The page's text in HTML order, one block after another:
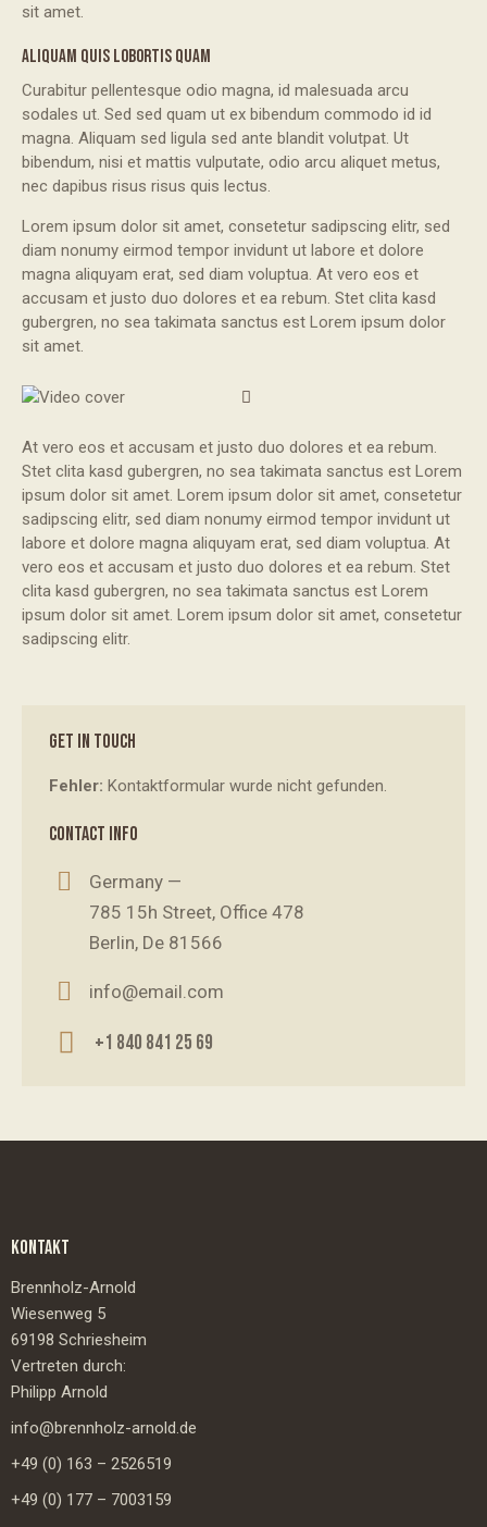
sit amet.
ALIQUAM QUIS LOBORTIS QUAM
Curabitur pellentesque odio magna, id malesuada arcu
sodales ut. Sed sed quam ut ex bibendum commodo id id
magna. Aliquam sed ligula sed ante blandit volutpat. Ut
bibendum, nisi et mattis vulputate, odio arcu aliquet metus,
nec dapibus risus risus quis lectus.
Lorem ipsum dolor sit amet, consetetur sadipscing elitr, sed
diam nonumy eirmod tempor invidunt ut labore et dolore
magna aliquyam erat, sed diam voluptua. At vero eos et
accusam et justo duo dolores et ea rebum. Stet clita kasd
gubergren, no sea takimata sanctus est Lorem ipsum dolor
sit amet.
At vero eos et accusam et justo duo dolores et ea rebum.
Stet clita kasd gubergren, no sea takimata sanctus est Lorem
ipsum dolor sit amet. Lorem ipsum dolor sit amet, consetetur
sadipscing elitr, sed diam nonumy eirmod tempor invidunt ut
labore et dolore magna aliquyam erat, sed diam voluptua. At
vero eos et accusam et justo duo dolores et ea rebum. Stet
clita kasd gubergren, no sea takimata sanctus est Lorem
ipsum dolor sit amet. Lorem ipsum dolor sit amet, consetetur
sadipscing elitr.
GET IN TOUCH
Fehler: Kontaktformular wurde nicht gefunden.
CONTACT INFO
Germany —
785 15h Street, Office 478
Berlin, De 81566
info@email.com
+1 840 841 25 69
KONTAKT
Brennholz-Arnold
Wiesenweg 5
69198 Schriesheim
Vertreten durch:
Philipp Arnold
info@brennholz-arnold.de
+49 (0) 163 – 2526519
+49 (0) 177 – 7003159